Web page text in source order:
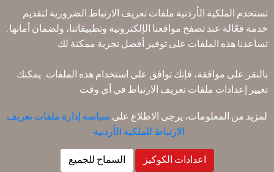
Accessibility Plan and Feedback Process
تكرم
الإقامه لمسافري الترانزيت
انضم لعائلتنا
الأخبار
سـيـا سة الخصوصية
مكاتبنا حول العالم
شروط وأحكام العقد
سياسة ملفات تعريف الارتباط
سياسة خرق البيانات الشخصية
سياسة الاسترداد
تستخدم الملكية الأردنية ملفات تعريف الارتباط الضرورية لتقديم
خدمة فعّالة عند تصفح مواقعنا الإلكترونية وتطبيقاتنا، ولضمان أمانها.
تساعدنا هذه الملفات على توفير أفضل تجربة ممكنة لك.
بالنقر على موافقة، فإنك توافق على استخدام هذه الملفات. يمكنك
تغيير إعدادات ملفات تعريف الارتباط في أي وقت.
لمزيد من المعلومات، يرجى الاطلاع على سياسة إدارة ملفات تعريف
الارتباط للملكية الأردنية.
اعدادات الكوكيز السماح للجميع